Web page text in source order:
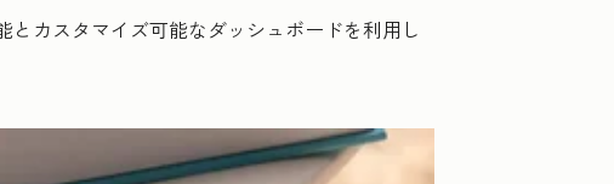
カスタマイズ可能なダッシュボードを利用し